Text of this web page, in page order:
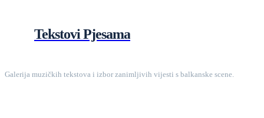
Tekstovi Pjesama
Galerija muzičkih tekstova i izbor zanimljivih vijesti s balkanske scene.